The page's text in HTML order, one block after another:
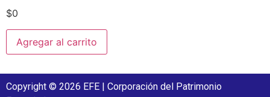
$0
Agregar al carrito
Copyright © 2026 EFE | Corporación del Patrimonio